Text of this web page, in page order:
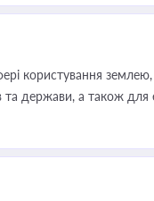
користування
держави, а також